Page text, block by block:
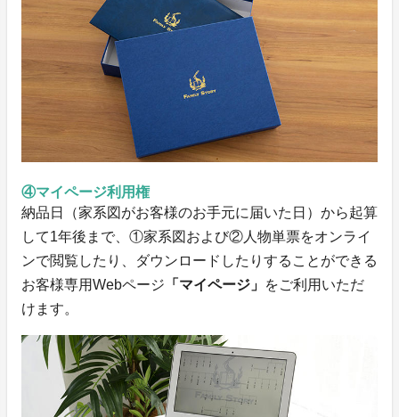
④マイページ利用権
納品日（家系図がお客様のお手元に届いた日）から起算
して1年後まで​、①家系図および②人物単票をオンライ
ンで閲覧したり、ダウンロードしたりすることができる
お客様専用Webページ 「マイページ」 をご利用いただ
けます。